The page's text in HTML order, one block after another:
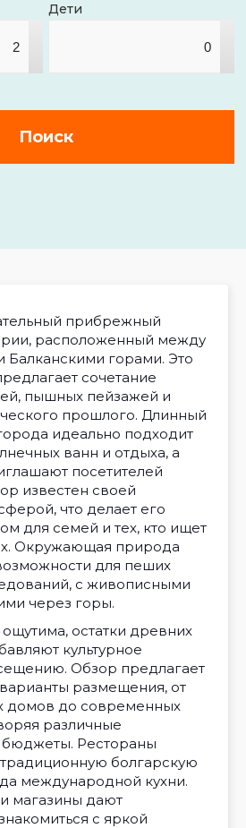
Дети
Поиск
прибрежный
расположенный между
горами. Это
сочетание
пышных пейзажей и
прошлого. Длинный
идеально подходит
ванн и отдыха, а
посетителей
известен своей
что делает его
для семей и тех, кто ищет
Окружающая природа
для пеших
с живописными
через горы.
остатки древних
культурное
Обзор предлагает
размещения, от
домов до современных
различные
Рестораны
болгарскую
международной кухни.
магазины дают
с яркой